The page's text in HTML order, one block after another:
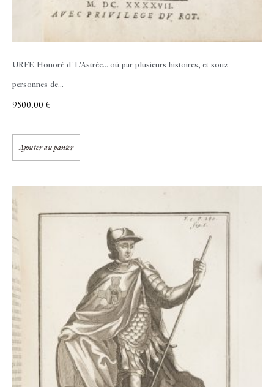
URFE Honoré d'L'Astrée... où par plusieurs histoires, et souz
personnes de...
9500,00 €
Ajouter au panier